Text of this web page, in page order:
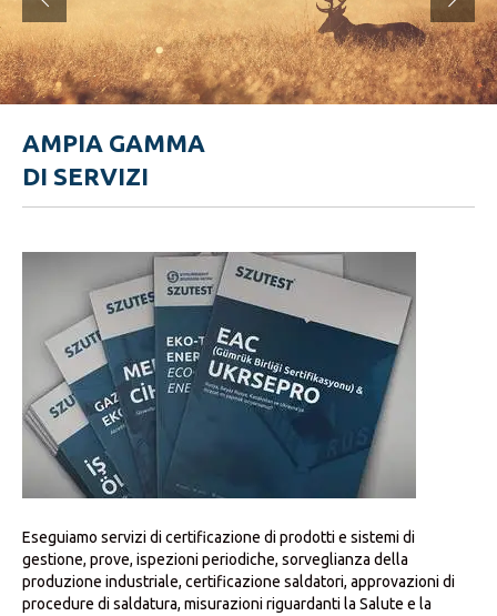
AMPIA GAMMA
DI SERVIZI
Eseguiamo servizi di certificazione di prodotti e sistemi di
gestione, prove, ispezioni periodiche, sorveglianza della
produzione industriale, certificazione saldatori, approvazioni di
procedure di saldatura, misurazioni riguardanti la Salute e la